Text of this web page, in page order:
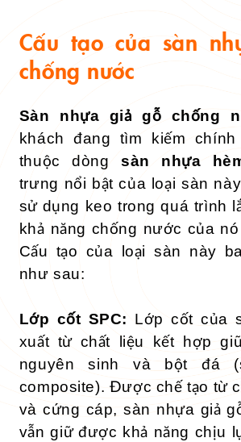
Cấu tạo của sàn
chống nước
Sàn nhựa giả gỗ chống
khách đang tìm kiếm
thuộc dòng sàn nhựa
trưng nổi bật của loại sàn
sử dụng keo trong quá trình
khả năng chống nước của
Cấu tạo của loại sàn này
như sau:
Lớp cốt SPC:
Lớp cốt của
xuất từ chất liệu kết hợp
nguyên sinh và bột đá
composite). Được chế tạo từ
và cứng cáp, sàn nhựa giả
vẫn giữ được khả năng chịu